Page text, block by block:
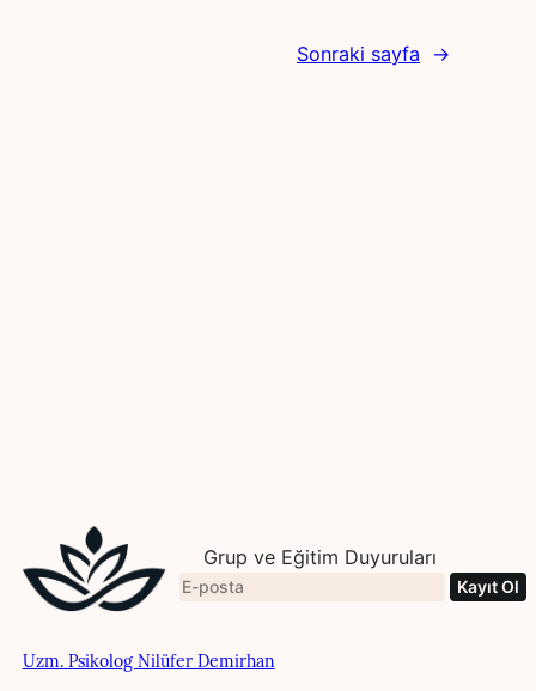
Sonraki sayfa →
Grup ve Eğitim Duyuruları
Uzm. Psikolog Nilüfer Demirhan